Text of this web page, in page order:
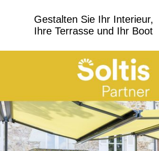
Gestalten Sie Ihr Interieur,
Ihre Terrasse und Ihr Boot